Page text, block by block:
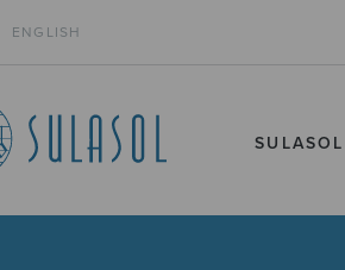
ENGLISH
SULASOL